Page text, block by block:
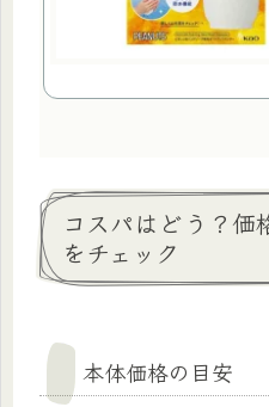
コスパはどう？価
をチェック
本体価格の目安